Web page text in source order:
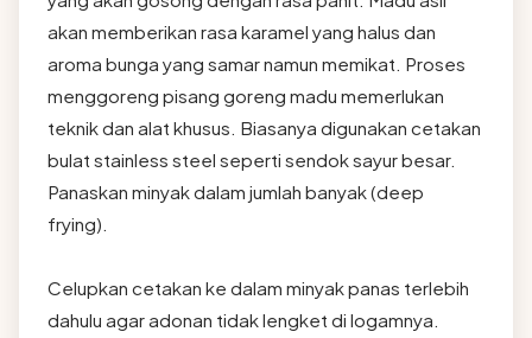
akan memberikan rasa karamel yang halus dan
aroma bunga yang samar namun memikat. Proses
menggoreng pisang goreng madu memerlukan
teknik dan alat khusus. Biasanya digunakan cetakan
bulat stainless steel seperti sendok sayur besar.
Panaskan minyak dalam jumlah banyak (deep
frying).
Celupkan cetakan ke dalam minyak panas terlebih
dahulu agar adonan tidak lengket di logamnya.